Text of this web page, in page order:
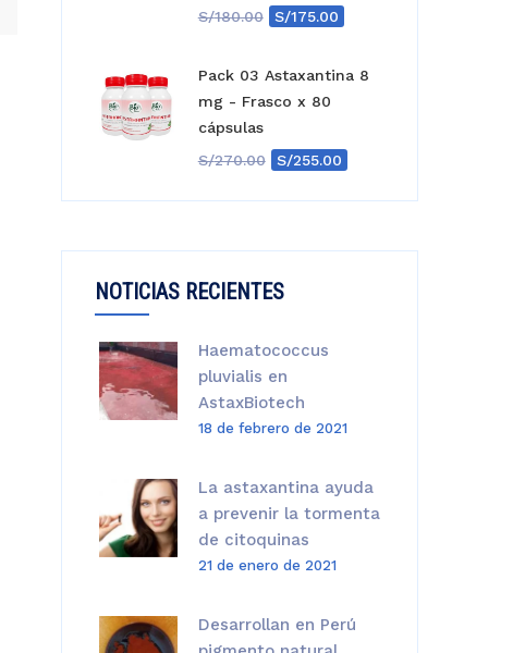
S/180.00
El
original
S/175.00
actual
Pack 03 Astaxantina 8
mg - Frasco x 80
cápsulas
S/270.00
El
S/255.00
NOTICIAS RECIENTES
Haematococcus
pluvialis en
AstaxBiotech
18 de febrero de 2021
La astaxantina ayuda
a prevenir la tormenta
de citoquinas
21 de enero de 2021
Desarrollan en Perú